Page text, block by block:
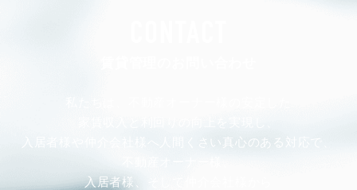
入居者様や仲介会社様へ人間くさい真心のある対応で、
入居者様、そして仲介会社様から